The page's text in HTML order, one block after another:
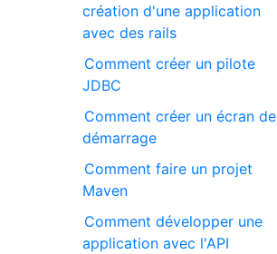
création d'une application
avec des rails
Comment créer un pilote
JDBC
Comment créer un écran de
démarrage
Comment faire un projet
Maven
Comment développer une
application avec l'API